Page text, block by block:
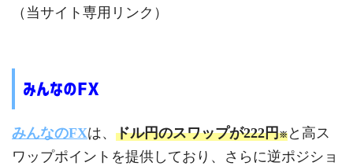
（当サイト専用リンク）
みんなのFX
みんなのFXは、 ドル円のスワップが222円※ と高ス
ワップポイントを提供しており、さらに逆ポジショ